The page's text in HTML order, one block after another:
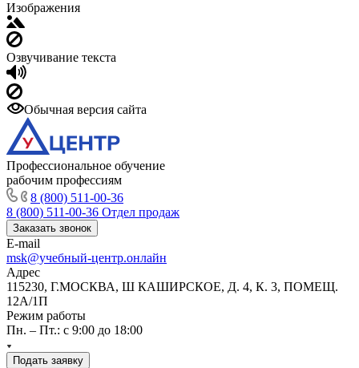
Изображения
Озвучивание текста
Обычная версия сайта
Профессиональное обучение
рабочим профессиям
8 (800) 511-00-36
8 (800) 511-00-36 Отдел продаж
Заказать звонок
E-mail
msk@учебный-центр.онлайн
Адрес
115230, Г.МОСКВА, Ш КАШИРСКОЕ, Д. 4, К. 3, ПОМЕЩ.
12А/1П
Режим работы
Пн. – Пт.: с 9:00 до 18:00
Подать заявку